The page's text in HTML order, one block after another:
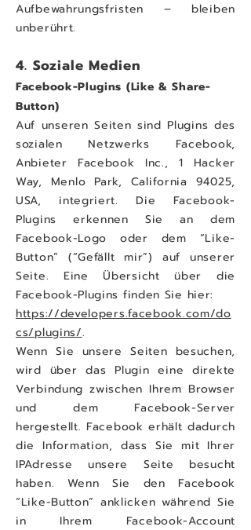
Aufbewahrungsfristen – bleiben
unberührt.
4. Soziale Medien
Facebook-Plugins (Like & Share-
Button)
Auf unseren Seiten sind Plugins des
sozialen Netzwerks Facebook,
Anbieter Facebook Inc., 1 Hacker
Way, Menlo Park, California 94025,
USA, integriert. Die Facebook-
Plugins erkennen Sie an dem
Facebook-Logo oder dem “Like-
Button” (“Gefällt mir”) auf unserer
Seite. Eine Übersicht über die
Facebook-Plugins finden Sie hier:
https://developers.facebook.com/do
cs/plugins/.
Wenn Sie unsere Seiten besuchen,
wird über das Plugin eine direkte
Verbindung zwischen Ihrem Browser
und dem Facebook-Server
hergestellt. Facebook erhält dadurch
die Information, dass Sie mit Ihrer
IPAdresse unsere Seite besucht
haben. Wenn Sie den Facebook
“Like-Button” anklicken während Sie
in Ihrem Facebook-Account